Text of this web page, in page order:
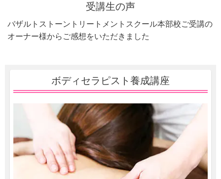
受講生の声
バザルトストーントリートメントスクール本部校ご受講の
オーナー様からご感想をいただきました
ボディセラピスト養成講座